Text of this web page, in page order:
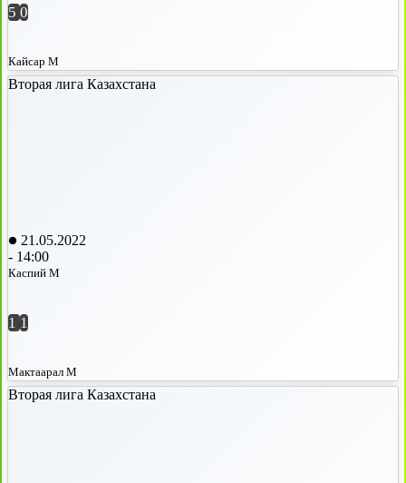
5 0
Кайсар М
Вторая лига Казахстана
21.05.2022
- 14:00
Каспий М
1 1
Мактаарал М
Вторая лига Казахстана